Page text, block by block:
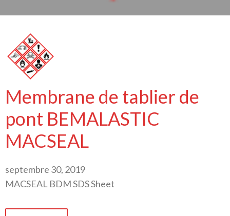
Membrane de tablier de
pont BEMALASTIC
MACSEAL
septembre 30, 2019
MACSEAL BDM SDS Sheet